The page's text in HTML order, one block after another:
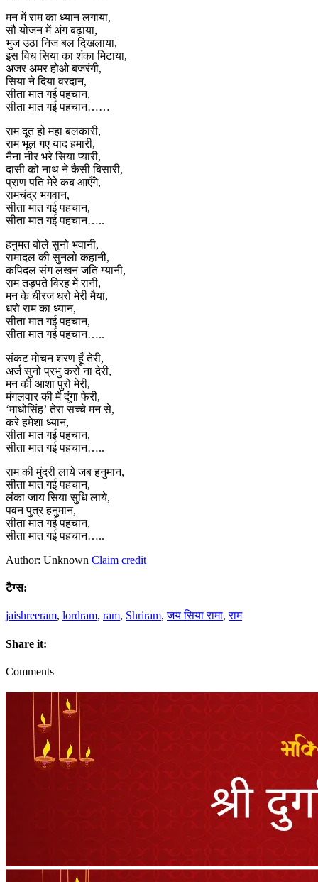
मन में राम का ध्यान लगाया,
सौ योजन में अंग बढ़ाया,
भुज उठा निज बल दिखलाया,
इस विध सिया का शंका मिटाया,
अजर अमर होओ बजरंगी,
सिया ने दिया वरदान,
सीता मात गई पहचान,
सीता मात गई पहचान……
राम दूत हो महा बलकारी,
राम भूल गए याद हमारी,
नैना नीर भरे सिया प्यारी,
दासी को नाथ ने कैसी बिसारी,
प्राण पति मेरे कब आएँगे,
रामचंद्र भगवान,
सीता मात गई पहचान,
सीता मात गई पहचान…..
हनुमत बोले सुनो भवानी,
रामादल की सुनलो कहानी,
कपिदल संग लखन जति ग्यानी,
राम तड़पते विरह में रानी,
मन के धीरज धरो मेरी मैया,
धरो राम का ध्यान,
सीता मात गई पहचान,
सीता मात गई पहचान…..
संकट मोचन शरण हूँ तेरी,
अर्ज सुनो प्रभु करो ना देरी,
मन की आशा पुरो मेरी,
मंगलवार की में दूंगा फेरी,
‘माधोसिंह’ तेरा सच्चे मन से,
करे हमेशा ध्यान,
सीता मात गई पहचान,
सीता मात गई पहचान…..
राम की मुंदरी लाये जब हनुमान,
सीता मात गई पहचान,
लंका जाय सिया सुधि लाये,
पवन पुत्र हनुमान,
सीता मात गई पहचान,
सीता मात गई पहचान…..
Author: Unknown Claim credit
टैग्स:
jaishreeram, lordram, ram, Shriram,जय सिया रामा,राम
Share it:
Comments